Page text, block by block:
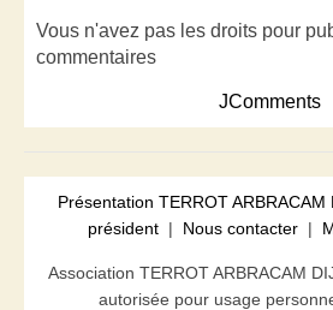
Vous n'avez pas les droits pour
commentaires
JComments
Présentation TERROT ARBRACAM
président | Nous contacter |
Association TERROT ARBRACAM
autorisée pour usage